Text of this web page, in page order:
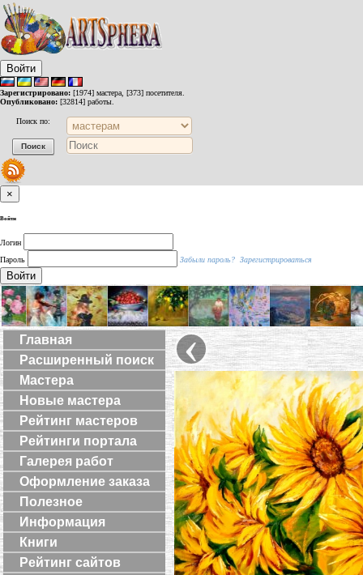
Войти
Зарегистрировано: [1974] мастера, [373] посетителя.
Опубликовано: [32814] работы.
Поиск по:
×
Войти
Логин
Пароль
Забыли пароль? Зарегистрироваться
Войти
Главная
Расширенный поиск
Мастера
Новые мастера
Рейтинг мастеров
Рейтинги портала
Галерея работ
Оформление заказа
Полезное
Информация
Книги
Рейтинг сайтов
‹